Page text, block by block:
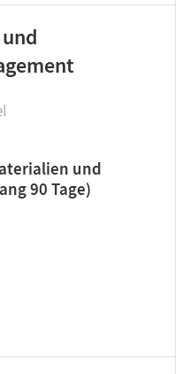
und
90 Tage)